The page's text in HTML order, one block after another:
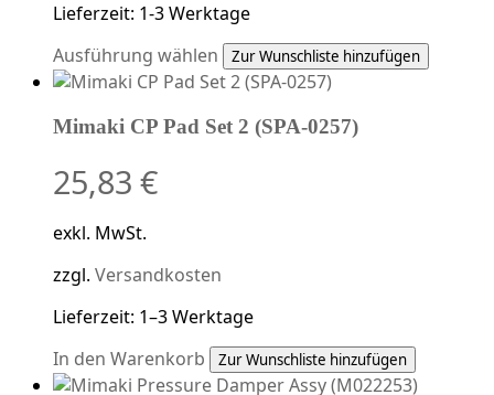
Lieferzeit: 1-3 Werktage
Ausführung wählen Dieses
Produkt
mehrere
Produktseite
gewählt
werden
Zur Wunschliste hinzufügen
Mimaki CP Pad Set 2 (SPA-0257)
25,83 €
exkl. MwSt.
zzgl. Versandkosten
Lieferzeit: 1–3 Werktage
In den Warenkorb
Zur Wunschliste hinzufügen